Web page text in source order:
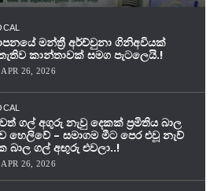
මන්ත්‍රී අර්ච්චුනා ගිනිඅවියක්
කාන්තාවක් සමග පැටලෙයි.!
APR 26, 2026
ගල් අගුරු නැවු දෙකක් ප‍්‍රමිතිය බාල
හෙලිවේ – සමාගම මීට පෙර එවූ නැව්
බාල ගල් අඟුරු එවලා..!
APR 26, 2026